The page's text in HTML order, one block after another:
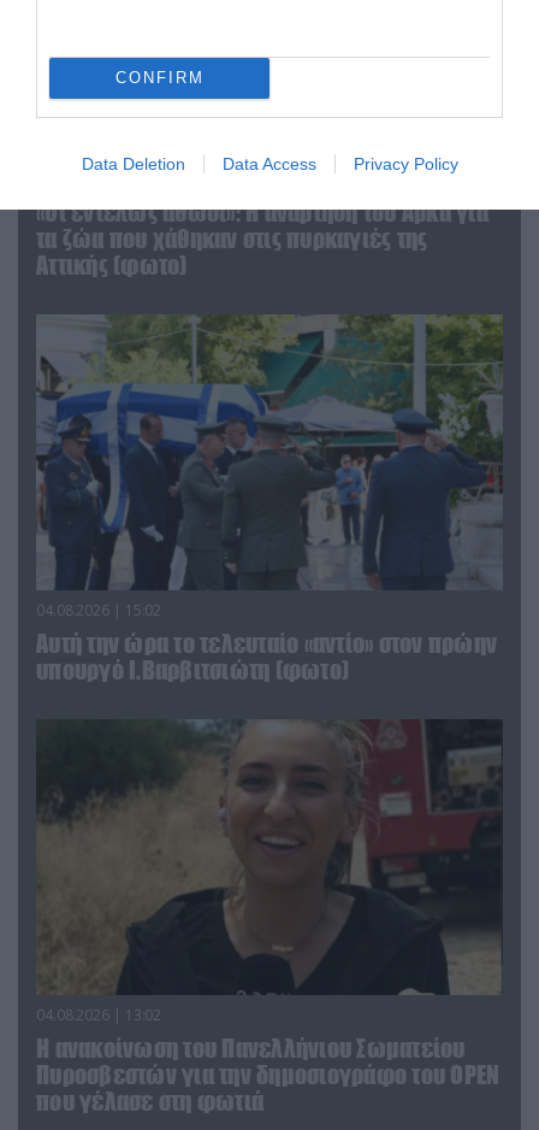
CONFIRM
Data Deletion Data Access Privacy Policy
«Οι εντελώς αθώοι»: Η ανάρτηση του Αρκά για
τα ζώα που χάθηκαν στις πυρκαγιές της
Αττικής (φωτο)
04.08.2026 | 15:02
Αυτή την ώρα το τελευταίο «αντίο» στον πρώην
υπουργό Ι.Βαρβιτσιώτη (φωτο)
04.08.2026 | 13:02
Η ανακοίνωση του Πανελλήνιου Σωματείου
Πυροσβεστών για την δημοσιογράφο του OPEN
που γέλασε στη φωτιά